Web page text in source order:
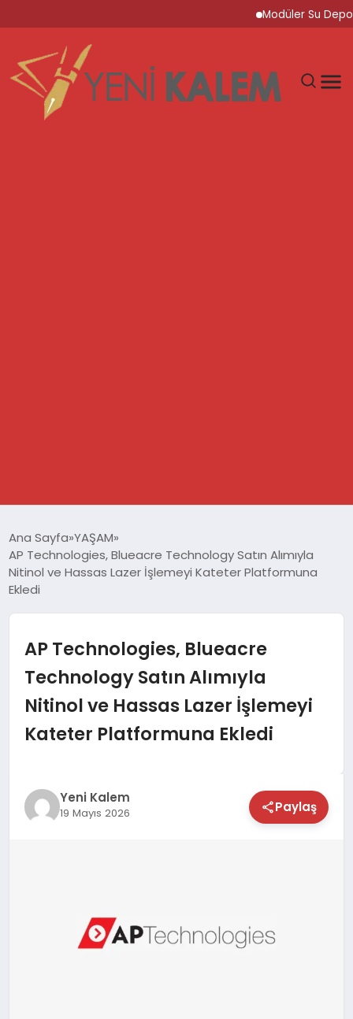
Modüler Su Deposu
SPOR
EKONOMİ
YAŞAM
TEKNOLOJİ
MAGAZİN
Ana Sayfa YAŞAM
AP Technologies, Blueacre Technology Satın Alımıyla
Nitinol ve Hassas Lazer İşlemeyi Kateter Platformuna
Ekledi
AP Technologies, Blueacre
Technology Satın Alımıyla
Nitinol ve Hassas Lazer İşlemeyi
Kateter Platformuna Ekledi
Yeni Kalem
19 Mayıs 2026 Paylaş